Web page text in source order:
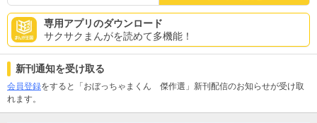
専用アプリのダウンロード
サクサクまんがを読めて多機能！
新刊通知を受け取る
会員登録をすると「おぼっちゃまくん 傑作選」新刊配信のお知らせが受け取
れます。